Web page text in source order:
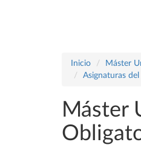
Inicio
Máster
Asignaturas
Máster